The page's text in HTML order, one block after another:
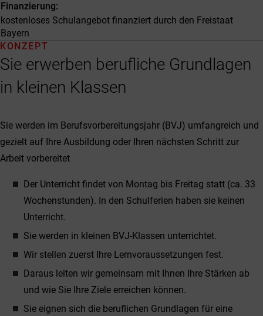
Finanzierung
kostenloses Schulangebot finanziert durch den Freistaat
Bayern
Sie erwerben berufliche Grundlagen
in kleinen Klassen
KONZEPT
Sie werden im Berufsvorbereitungsjahr (BVJ) umfangreich und
gezielt auf Ihre Ausbildung oder Ihren nächsten Schritt zur
Arbeit vorbereitet
Der Unterricht findet von Montag bis Freitag statt (ca. 33
Wochenstunden). In den Schulferien haben sie keinen
Unterricht.
Sie werden in kleinen BVJ-Klassen unterrichtet.
Wir stellen zuerst Ihre Lernvoraussetzungen fest.
Daraus leiten wir gemeinsam mit Ihnen Ihre Stärken ab
und wie Sie Ihre Ziele erreichen können.
Sie eignen sich die beruflichen Grundlagen für eine